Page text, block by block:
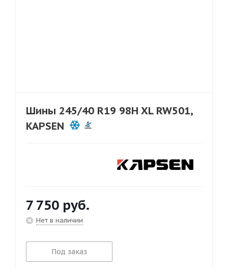
Шины 245/40 R19 98H XL RW501,
KAPSEN
7 750 руб.
Нет в наличии
Под заказ